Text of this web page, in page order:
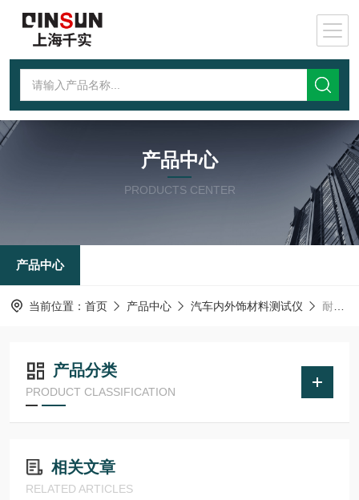
产品中心
PRODUCTS CENTER
产品中心
当前位置： 首页 产品中心 汽车内外饰材料测试仪 耐碎石冲击试验机
产品分类
PRODUCT CLASSIFICATION
相关文章
RELATED ARTICLES